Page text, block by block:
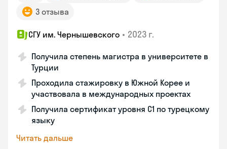
3 отзыва
СГУ им. Чернышевского • 2023 г.
Получила степень магистра в университете в
Турции
Проходила стажировку в Южной Корее и
участвовала в международных проектах
Получила сертификат уровня C1 по турецкому
языку
Читать дальше